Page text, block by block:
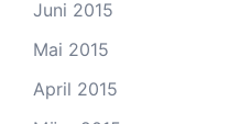
Juni 2015
Mai 2015
April 2015